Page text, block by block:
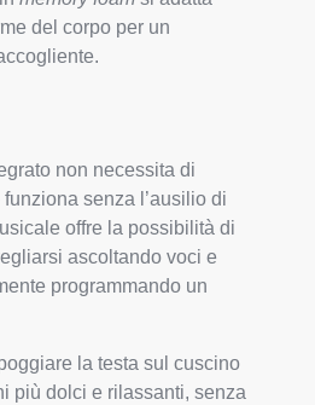
del corpo per un
non necessita di
senza l’ausilio di
offre la possibilità di
ascoltando voci e
programmando un
la testa sul cuscino
più dolci e rilassanti, senza